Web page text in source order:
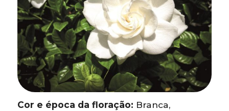
Cor e época da floração: Branca,